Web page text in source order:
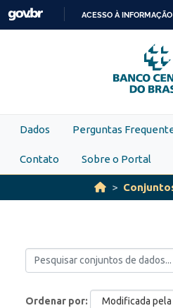
Skip to main content
PARA
O
ACESSO À INFORMAÇÃO
Dados Perguntas
Contato Sobre o Portal
Ordenar por